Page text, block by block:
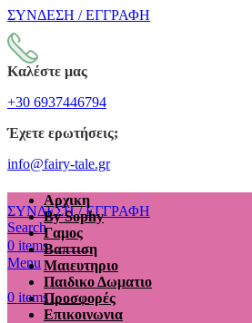
ΣΥΝΔΕΣΗ / ΕΓΓΡΑΦΗ
Καλέστε μας
+30 6937446794
Έχετε ερωτήσεις;
info@fairy-tale.gr
ΣΥΝΔΕΣΗ / ΕΓΓΡΑΦΗ
Search
0 items €0.00
Menu
0 items €0.00
Αρχικη
By Sophy
Γαμος
Βαπτιση
Μαιευτηριο
Παιδικο Δωματιο
Προσφορές
Επικοινωνια